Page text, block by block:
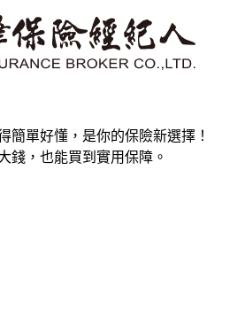
簡單好懂，是你的保險新選擇！
錢，也能買到實用保障。